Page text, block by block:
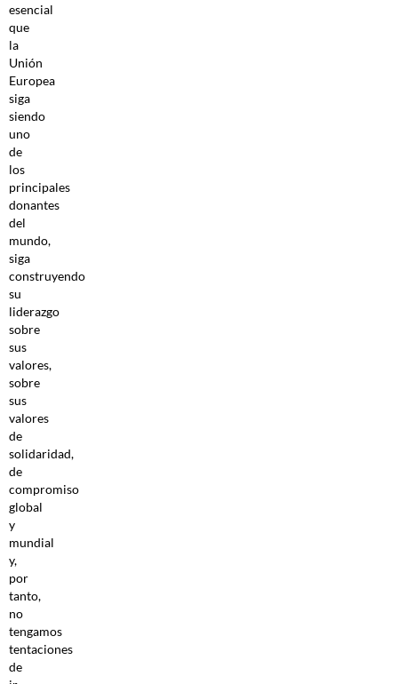
esencial
que
la
Unión
Europea
siga
siendo
uno
de
los
principales
donantes
del
mundo,
siga
construyendo
su
liderazgo
sobre
sus
valores,
sobre
sus
valores
de
solidaridad,
de
compromiso
global
y
mundial
y,
por
tanto,
no
tengamos
tentaciones
de